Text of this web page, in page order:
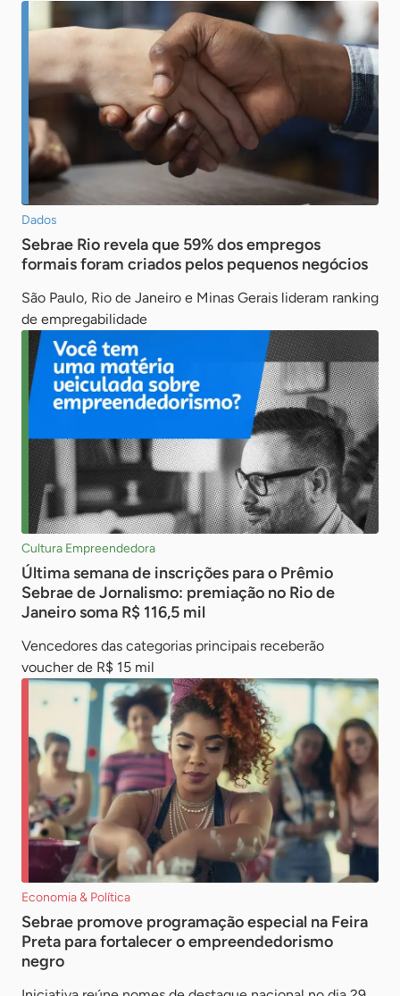
Dados
Sebrae Rio revela que 59% dos empregos
formais foram criados pelos pequenos negócios
São Paulo, Rio de Janeiro e Minas Gerais lideram ranking
de empregabilidade
Cultura Empreendedora
Última semana de inscrições para o Prêmio
Sebrae de Jornalismo: premiação no Rio de
Janeiro soma R$ 116,5 mil
Vencedores das categorias principais receberão
voucher de R$ 15 mil
Economia & Política
Sebrae promove programação especial na Feira
Preta para fortalecer o empreendedorismo
negro